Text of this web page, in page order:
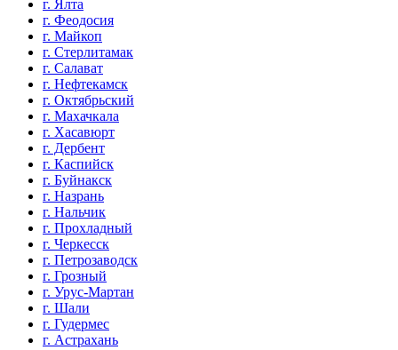
г. Ялта
г. Феодосия
г. Майкоп
г. Стерлитамак
г. Салават
г. Нефтекамск
г. Октябрьский
г. Махачкала
г. Хасавюрт
г. Дербент
г. Каспийск
г. Буйнакск
г. Назрань
г. Нальчик
г. Прохладный
г. Черкесск
г. Петрозаводск
г. Грозный
г. Урус-Мартан
г. Шали
г. Гудермес
г. Астрахань